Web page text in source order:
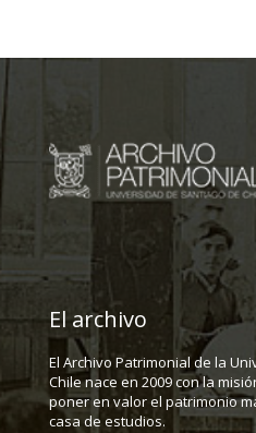
El archivo
El Archivo Patrimonial de la
Chile nace en 2009 con la
poner en valor el patrimonio
casa de estudios.